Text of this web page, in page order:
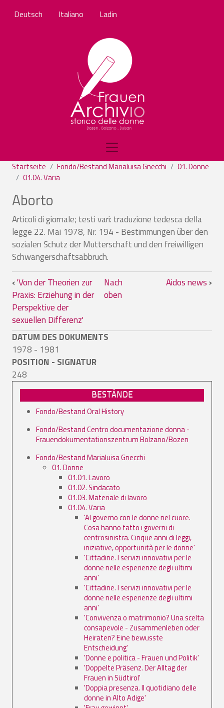
Deutsch Italiano Ladin
Startseite Fondo/Bestand Marialuisa Gnecchi
01. Donne
01.04. Varia
Aborto
Articoli di giornale; testi vari: traduzione tedesca della
legge 22. Mai 1978, Nr. 194 - Bestimmungen über den
sozialen Schutz der Mutterschaft und den freiwilligen
Schwangerschaftsabbruch.
Links für das Blättern im Buch Aborto
‹'Von der Theorien zur
Praxis: Erziehung in der
Perspektive der
sexuellen Differenz'
Nach
oben
Aidos news ›
DATUM DES DOKUMENTS
1978 - 1981
POSITION - SIGNATUR
248
BESTÄNDE
Fondo/Bestand Oral History
Fondo/Bestand Centro documentazione donna -
Frauendokumentationszentrum Bolzano/Bozen
Fondo/Bestand Marialuisa Gnecchi
01. Donne
01.01. Lavoro
01.02. Sindacato
01.03. Materiale di lavoro
01.04. Varia
'Al governo con le donne nel cuore.
Cosa hanno fatto i governi di
centrosinistra. Cinque anni di leggi,
iniziative, opportunità per le donne'
'Cittadine. I servizi innovativi per le
donne nelle esperienze degli ultimi
anni'
'Cittadine. I servizi innovativi per le
donne nelle esperienze degli ultimi
anni'
'Convivenza o matrimonio? Una scelta
consapevole - Zusammenleben oder
Heiraten? Eine bewusste
Entscheidung'
'Donne e politica - Frauen und Politik'
'Doppelte Präsenz. Der Alltag der
Frauen in Südtirol'
'Doppia presenza. Il quotidiano delle
donne in Alto Adige'